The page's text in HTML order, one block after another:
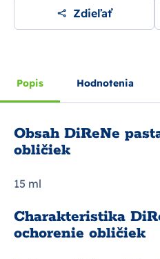
Zdieľať
Popis Hodnotenia
Obsah DiReNe
obličiek
15 ml
Charakteristika
ochorenie obličiek